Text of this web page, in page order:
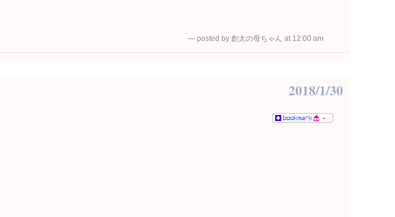
— posted by 創太の母ちゃん at 12:00 am
2018/1/30
-